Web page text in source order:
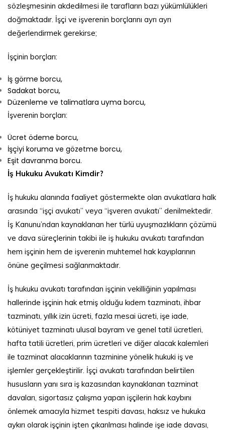
sözleşmesinin akdedilmesi ile tarafların bazı yükümlülükleri
doğmaktadır. İşçi ve işverenin borçlarını ayrı ayrı
değerlendirmek gerekirse;
İşçinin borçları:
İş görme borcu,
Sadakat borcu,
Düzenleme ve talimatlara uyma borcu,
İşverenin borçları:
Ücret ödeme borcu,
İşçiyi koruma ve gözetme borcu,
Eşit davranma borcu.
İş Hukuku Avukatı Kimdir?
İş hukuku alanında faaliyet göstermekte olan avukatlara halk
arasında “işçi avukatı” veya “işveren avukatı” denilmektedir.
İş Kanunu’ndan kaynaklanan her türlü uyuşmazlıkların çözümü
ve dava süreçlerinin takibi ile iş hukuku avukatı tarafından
hem işçinin hem de işverenin muhtemel hak kayıplarının
önüne geçilmesi sağlanmaktadır.
İş hukuku avukatı tarafından işçinin vekilliğinin yapılması
hallerinde işçinin hak etmiş olduğu kıdem tazminatı, ihbar
tazminatı, yıllık izin ücreti, fazla mesai ücreti, işe iade,
kötüniyet tazminatı ulusal bayram ve genel tatil ücretleri,
hafta tatili ücretleri, prim ücretleri ve diğer alacak kalemleri
ile tazminat alacaklarının tazminine yönelik hukuki iş ve
işlemler gerçekleştirilir. İşçi avukatı tarafından belirtilen
hususların yanı sıra iş kazasından kaynaklanan tazminat
davaları, sigortasız çalışma yapan işçilerin hak kaybını
önlemek amacıyla hizmet tespiti davası, haksız ve hukuka
aykırı olarak işçinin işten çıkarılması halinde işe iade davası,